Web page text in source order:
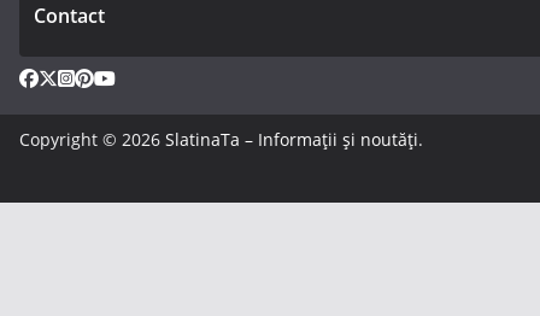
Contact
Copyright © 2026 SlatinaTa – Informații și noutăți.